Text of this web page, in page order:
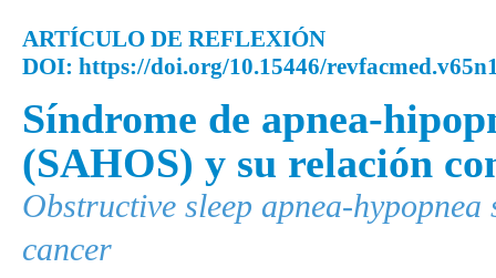
ARTÍCULO DE REFLEXIÓN
DOI: https://doi.org/10.15446/
Síndrome de apnea-
(SAHOS) y su relación
Obstructive sleep apnea-
cancer